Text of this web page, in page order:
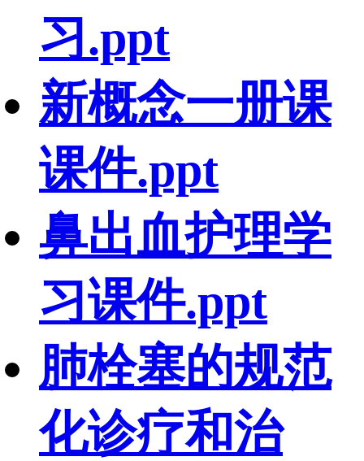
习.ppt
新概念一册课
课件.ppt
鼻出血护理学
习课件.ppt
肺栓塞的规范
化诊疗和治